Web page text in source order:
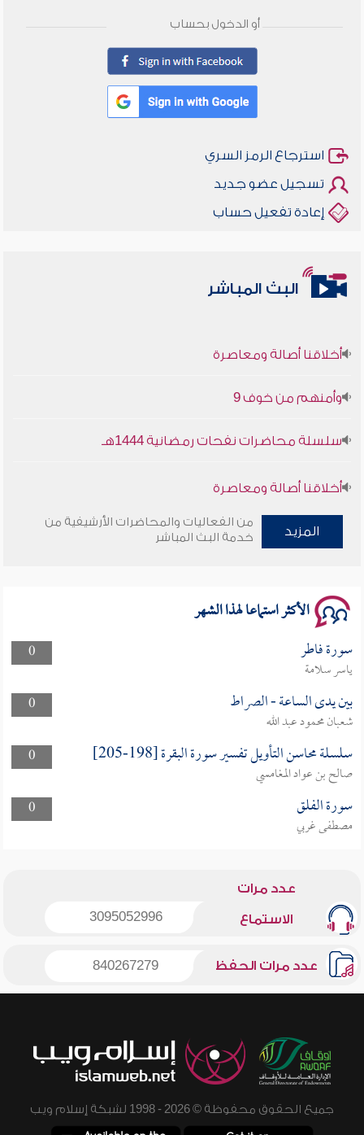
أو الدخول بحساب
استرجاع الرمز السري
تسجيل عضو جديد
إعادة تفعيل حساب
البث المباشر
أخلاقنا أصالة ومعاصرة
وأمنهم من خوف 9
سلسلة محاضرات نفحات رمضانية 1444هـ
أخلاقنا أصالة ومعاصرة
وأمنهم من خوف 9
المزيد
من الفعاليات والمحاضرات الأرشيفية من
خدمة البث المباشر
الأكثر استماعا لهذا الشهر
0 سورة فاطر
ياسر سلامة
0
بين يدى الساعة - الصراط
شعبان محمود عبد الله
0
سلسلة محاسن التأويل تفسير سورة البقرة [198-205]
صالح بن عواد المغامسي
0
سورة الفلق
مصطفى غربي
عدد مرات
الاستماع 3095052996
عدد مرات الحفظ 840267279
جميع الحقوق محفوظة © 2026 - 1998 لشبكة إسلام ويب